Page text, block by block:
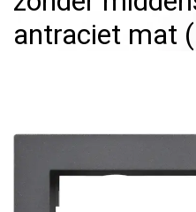
antraciet mat